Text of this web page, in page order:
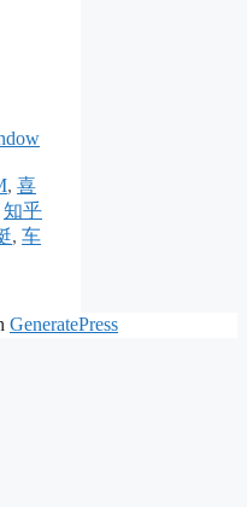
, 喜
知乎
, 车
GeneratePress